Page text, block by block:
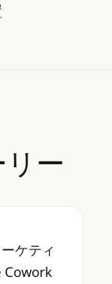
ー
マーケティ
ケティ
Cowork